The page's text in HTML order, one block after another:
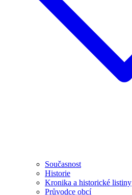
Současnost
Historie
Kronika a historické listiny
Průvodce obcí